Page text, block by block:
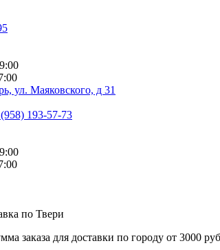
ул. Маяковского, д 31
193-57-73
по Твери
заказа для доставки по городу от 3000